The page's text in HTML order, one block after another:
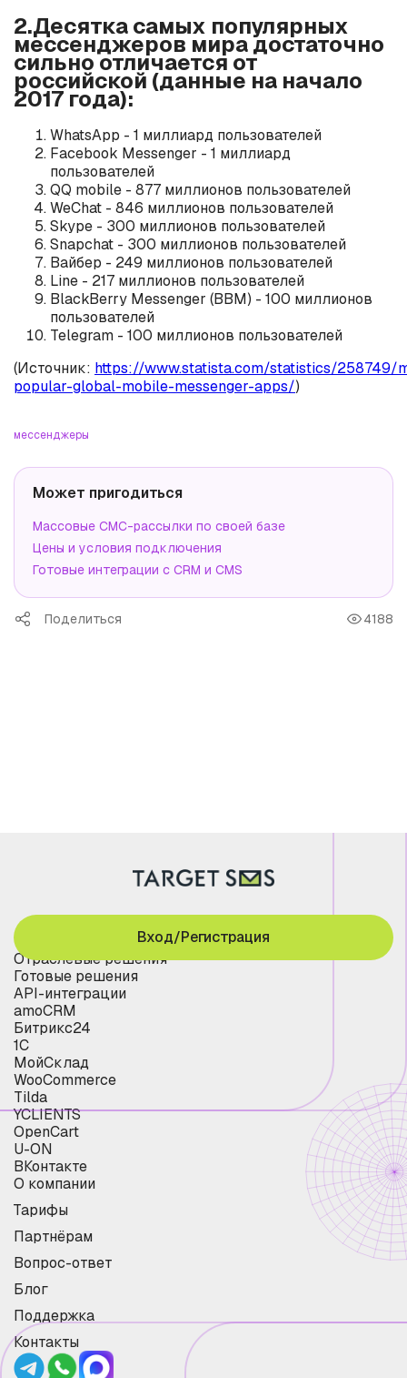
2.Десятка самых популярных
мессенджеров мира достаточно
сильно отличается от
российской (данные на начало
2017 года):
WhatsApp - 1 миллиард пользователей
Facebook Messenger - 1 миллиард
пользователей
QQ mobile - 877 миллионов пользователей
WeChat - 846 миллионов пользователей
Skype - 300 миллионов пользователей
Snapchat - 300 миллионов пользователей
Вайбер - 249 миллионов пользователей
Line - 217 миллионов пользователей
BlackBerry Messenger (BBM) - 100 миллионов
пользователей
Telegram - 100 миллионов пользователей
(Источник: https://www.statista.com/statistics/258749/
popular-global-mobile-messenger-apps/)
мессенджеры
Может пригодиться
Массовые СМС-рассылки по своей базе
Цены и условия подключения
Готовые интеграции с CRM и CMS
Поделиться 4188
Отраслевые решения
Готовые решения
API-интеграции
amoCRM
Битрикс24
1С
МойСклад
WooCommerce
Tilda
YCLIENTS
OpenCart
U-ON
ВКонтакте
О компании
Тарифы
Партнёрам
Вопрос-ответ
Блог
Поддержка
Контакты
Вход/Регистрация